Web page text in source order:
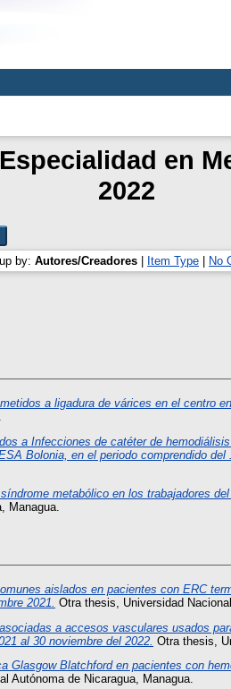
en
2022
by: Autores/Creadores Item Type No
a ligadura de várices en el centro
a Infecciones de catéter de
Bolonia, en el periodo comprendido del
metabólico en los trabajadores
Managua.
aislados en pacientes con ERC
2021. Otra thesis, Universidad
a accesos vasculares usados
al 30 noviembre del 2022. Otra thesis,
Glasgow Blatchford en pacientes con
Autónoma de Nicaragua, Managua.